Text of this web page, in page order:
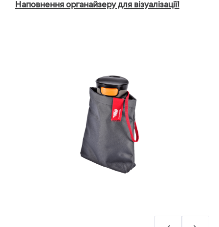
Наповнення органайзеру для візуалізації!